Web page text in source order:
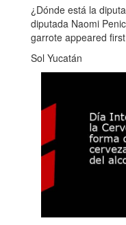
¿Dónde está la
diputada Naomi
garrote appeared
Sol Yucatán